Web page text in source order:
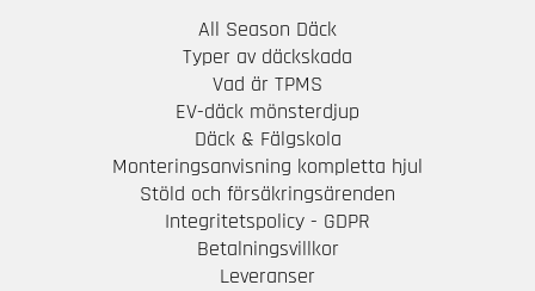
All Season Däck
Typer av däckskada
Vad är TPMS
EV-däck mönsterdjup
Däck & Fälgskola
Monteringsanvisning kompletta hjul
Stöld och försäkringsärenden
Integritetspolicy - GDPR
Betalningsvillkor
Leveranser